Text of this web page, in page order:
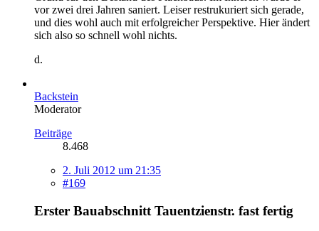
vor zwei drei Jahren saniert. Leiser restrukuriert sich gerade,
und dies wohl auch mit erfolgreicher Perspektive. Hier ändert
sich also so schnell wohl nichts.
d.
Backstein
Moderator
Beiträge
8.468
2. Juli 2012 um 21:35
#169
Erster Bauabschnitt Tauentzienstr. fast fertig